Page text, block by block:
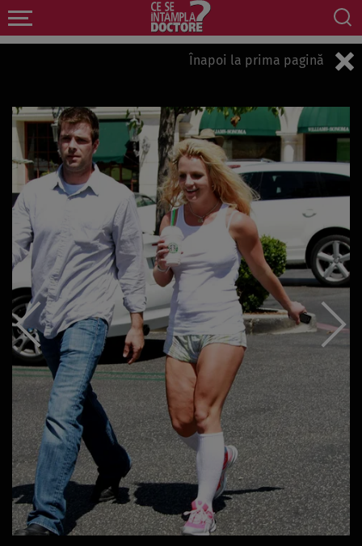
Înapoi la prima pagină